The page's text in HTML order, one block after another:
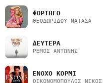
ΦΟΡΤΗΓΟ
ΘΕΟΔΩΡΙΔΟΥ ΝΑΤΑΣΑ
ΔΕΥΤΕΡΑ
ΡΕΜΟΣ ΑΝΤΩΝΗΣ
ΕΝΟΧΟ ΚΟΡΜΙ
ΟΙΚΟΝΟΜΟΠΟΥΛΟΣ ΝΙΚΟΣ